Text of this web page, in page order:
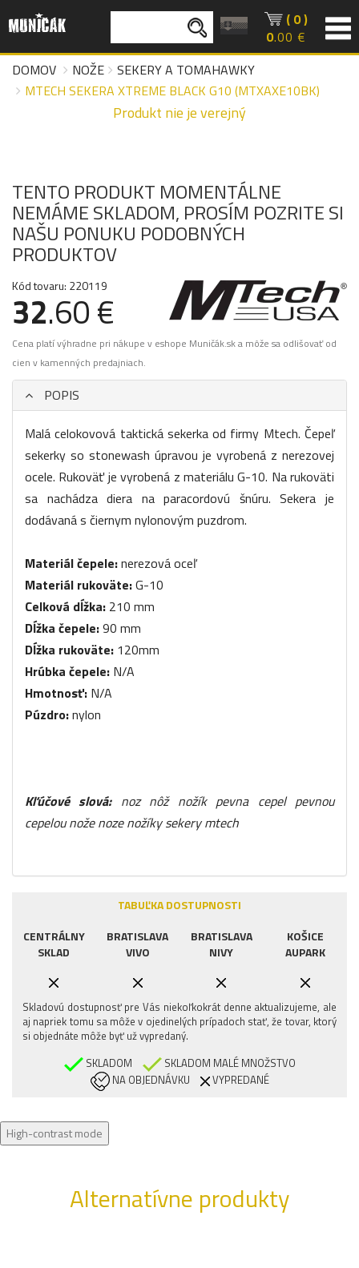
( 0 )
0.00 €
DOMOV
NOŽE
SEKERY A TOMAHAWKY
MTECH SEKERA XTREME BLACK G10 (MTXAXE10BK)
Produkt nie je verejný
TENTO PRODUKT MOMENTÁLNE
NEMÁME SKLADOM, PROSÍM POZRITE SI
NAŠU PONUKU PODOBNÝCH
PRODUKTOV
Kód tovaru: 220119
32.60 €
Cena platí výhradne pri nákupe v eshope Muničák.sk a môže sa odlišovať od
cien v kamenných predajniach.
POPIS
Malá celokovová taktická sekerka od firmy Mtech. Čepeľ
sekerky so stonewash úpravou je vyrobená z nerezovej
ocele. Rukoväť je vyrobená z materiálu G-10. Na rukoväti
sa nachádza diera na paracordovú šnúru. Sekera je
dodávaná s čiernym nylonovým puzdrom.
Materiál čepele:nerezová oceľ
Materiál rukoväte:G-10
Celková dĺžka: 210 mm
Dĺžka čepele:90 mm
Dĺžka rukoväte: 120mm
Hrúbka čepele: N/A
Hmotnosť: N/A
Púzdro:nylon
Kľúčové slová: noz nôž nožík pevna cepel pevnou
cepelou nože noze nožíky sekery mtech
TABUĽKA DOSTUPNOSTI
CENTRÁLNY
SKLAD
BRATISLAVA
VIVO
BRATISLAVA
NIVY
KOŠICE
AUPARK
Skladovú dostupnosť pre Vás niekoľkokrát denne aktualizujeme, ale
aj napriek tomu sa môže v ojedinelých prípadoch stať, že tovar, ktorý
si objednáte môže byť už vypredaný.
SKLADOM
SKLADOM MALÉ MNOŽSTVO
NA OBJEDNÁVKU
VYPREDANÉ
High-contrast mode
Alternatívne produkty